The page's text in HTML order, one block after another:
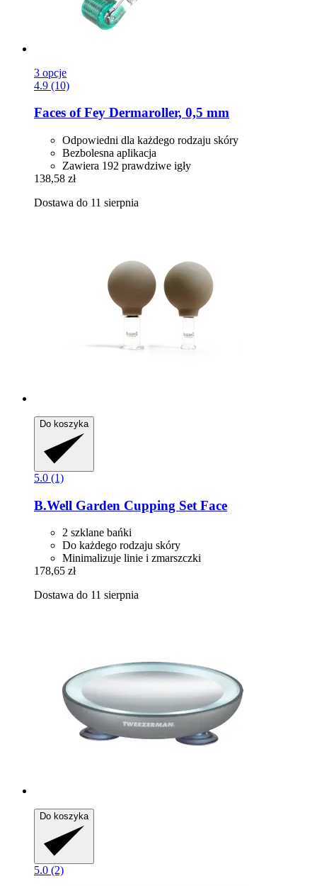
3 opcje
4.9 (10)
Faces of Fey Dermaroller, 0,5 mm
Odpowiedni dla każdego rodzaju skóry
Bezbolesna aplikacja
Zawiera 192 prawdziwe igły
138,58 zł
Dostawa do 11 sierpnia
Do koszyka
5.0 (1)
B.Well Garden Cupping Set Face
2 szklane bańki
Do każdego rodzaju skóry
Minimalizuje linie i zmarszczki
178,65 zł
Dostawa do 11 sierpnia
Do koszyka
5.0 (2)